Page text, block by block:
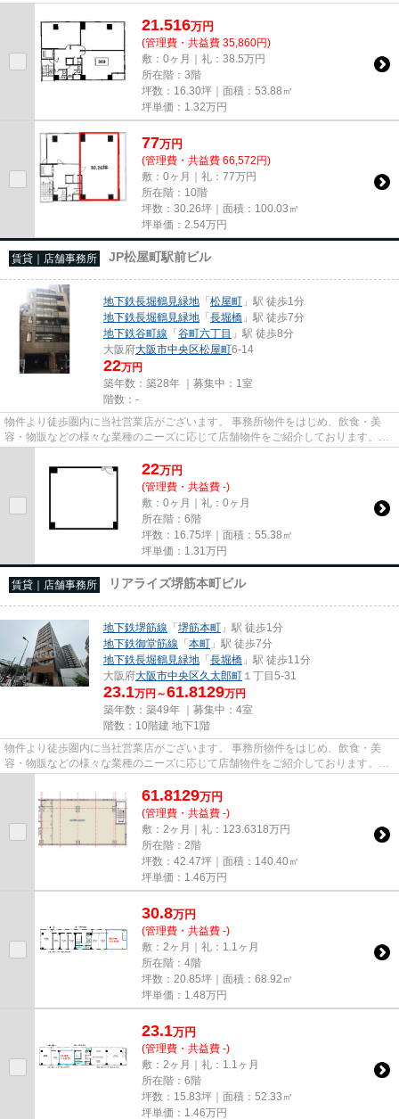
尚、弊社ではおとり広告は一切...
21.516万円
(管理費・共益費 35,860円)
敷：0ヶ月｜礼：38.5万円
所在階：3階
坪数：16.30坪｜面積：53.88㎡
坪単価： 1.32万円
77万円
(管理費・共益費 66,572円)
敷：0ヶ月｜礼：77万円
所在階：10階
坪数：30.26坪｜面積：100.03㎡
坪単価： 2.54万円
賃貸｜店舗事務所 JP松屋町駅前ビル
地下鉄長堀鶴見緑地 「松屋町 」駅 徒歩1分
地下鉄長堀鶴見緑地 「長堀橋 」駅 徒歩7分
地下鉄谷町線 「谷町六丁目 」駅 徒歩8分
大阪府大阪市中央区松屋町6-14
22万円
築年数：築28年 ｜募集中： 1室
階数：-
物件より徒歩圏内に当社営業店がございます。 事務所物件をはじめ、飲食・美
容・物販などの様々な業種のニーズに応じて店舗物件をご紹介しております。
尚、弊社ではおとり広告は一切...
22万円
(管理費・共益費 -)
敷：0ヶ月｜礼：0ヶ月
所在階：6階
坪数：16.75坪｜面積：55.38㎡
坪単価： 1.31 万円
賃貸｜店舗事務所 リアライズ堺筋本町ビル
地下鉄堺筋線 「堺筋本町 」駅 徒歩1分
地下鉄御堂筋線 「本町 」駅 徒歩7分
地下鉄長堀鶴見緑地 「長堀橋 」駅 徒歩11分
大阪府大阪市中央区久太郎町 １丁目5-31
23.1万円～61.8129万円
築年数：築49年 ｜募集中： 4室
階数：10階建 地下1階
物件より徒歩圏内に当社営業店がございます。 事務所物件をはじめ、飲食・美
容・物販などの様々な業種のニーズに応じて店舗物件をご紹介しております。
尚、弊社ではおとり広告は一切...
61.8129万円
(管理費・共益費 -)
敷：2ヶ月｜礼：123.6318万円
所在階：2階
坪数：42.47坪｜面積：140.40㎡
坪単価： 1.46万円
30.8万円
(管理費・共益費 -)
敷：2ヶ月｜礼：1.1ヶ月
所在階：4階
坪数：20.85坪｜面積：68.92㎡
坪単価： 1.48万円
23.1万円
(管理費・共益費 -)
敷：2ヶ月｜礼：1.1ヶ月
所在階：6階
坪数：15.83坪｜面積：52.33㎡
坪単価： 1.46万円